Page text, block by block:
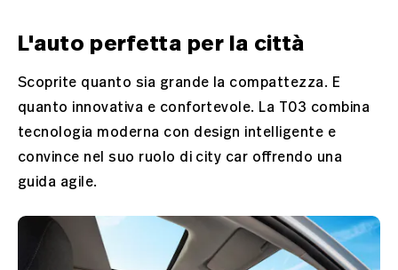
L'auto perfetta per la città
Scoprite quanto sia grande la compattezza. E
quanto innovativa e confortevole. La T03 combina
tecnologia moderna con design intelligente e
convince nel suo ruolo di city car offrendo una
guida agile.